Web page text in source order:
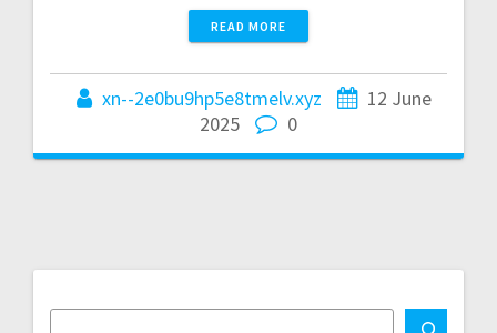
READ MORE
xn--2e0bu9hp5e8tmelv.xyz
12 June
2025
0